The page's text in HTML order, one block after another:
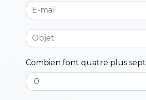
Combien font quatre plus sept